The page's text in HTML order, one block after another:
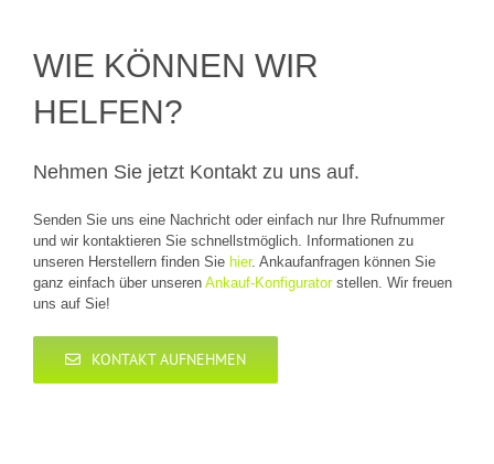
WIE KÖNNEN WIR
HELFEN?
Nehmen Sie jetzt Kontakt zu uns auf.
Senden Sie uns eine Nachricht oder einfach nur Ihre Rufnummer
und wir kontaktieren Sie schnellstmöglich. Informationen zu
unseren Herstellern finden Sie hier. Ankaufanfragen können Sie
ganz einfach über unseren Ankauf-Konfiguratorstellen. Wir freuen
uns auf Sie!
KONTAKT AUFNEHMEN